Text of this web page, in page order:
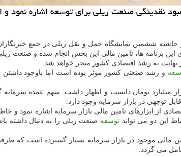
نقدینگی صنعت ریلی برای توسعه اشاره نمود و
ششمین نمایشگاه حمل و نقل ریلی در جمع
برنامه ها، تامین مالی این بخش انجام شده و صنعت ریلی
به رشد اقتصادی كشور منجر خواهد شد.
و رشد صنعتی كشور موثر بوده است اما باوجود داشتن
۲۸ هزار میلیارد تومان دانست و اظهار داشت: سهم عمده
توجهی در بازار سرمایه وجود دارد.
از ابزارهای تامین مالی بازار سرمایه اشاره نمود
این دو می تواندتوسعه صنعت ریلی را به دنبال داشته
مالی موجود در بازار سرمایه بسیار گسترده است كه
می گردد.